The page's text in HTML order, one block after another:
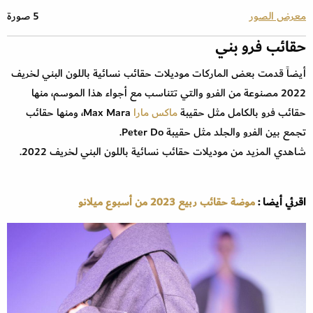
معرض الصور 5 صورة
حقائب فرو بني
أيضاً قدمت بعض الماركات موديلات حقائب نسائية باللون البني ‬لخريف
2022 مصنوعة من الفرو والتي تتناسب مع أجواء هذا الموسم، منها
حقائب فرو بالكامل مثل حقيبةماكس مارا
Max Mara، ومنها حقائب
تجمع بين الفرو والجلد مثل حقيبة Peter Do.
شاهدي المزيد من موديلات حقائب نسائية باللون البني ‬لخريف 2022.
اقرئي أيضا :موضة حقائب ربيع 2023 من أسبوع ميلانو